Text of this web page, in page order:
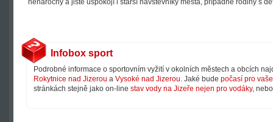
nenáročný a jistě uspokojí i starší návštěvníky města, případně rodiny s
Infobox sport
Podrobné informace o sportovním vyžití v okolních městech a obcích
Rokytnice nad Jizerou a Vysoké nad Jizerou. Jaké bude počasí pro
stránkách stejně jako on-line stav vody na Jizeře nejen pro vodáky,